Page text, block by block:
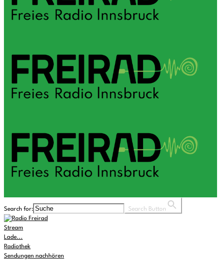
Search for: Search Button
Stream
Lade...
Radiothek
Sendungen nachhören